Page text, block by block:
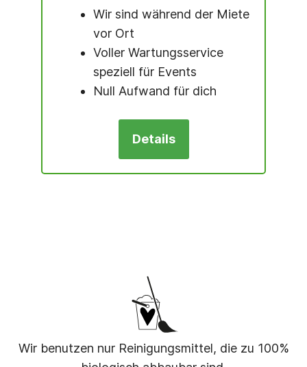
Wir sind während der Miete
vor Ort
Voller Wartungs­service
speziell für Events
Null Aufwand für dich
Details
Wir benutzen nur Reinigungsmittel, die zu 100%